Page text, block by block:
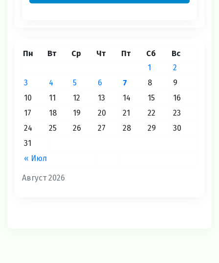
Август 2026
Пн Вт Ср Чт Пт Сб Вс
« Июл
1
2
3
4 5 6 7 8
9
10
11 12 13 14 15
16
17
18 19 20 21 22
23
24
25 26 27 28 29
30
31